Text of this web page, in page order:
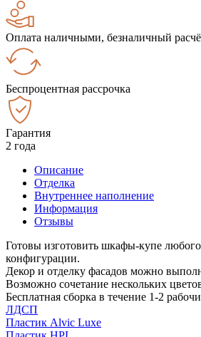
Оплата наличными, безналичный
Беспроцентная рассрочка
Гарантия
2 года
Описание
Отделка
Внутреннее наполнение
Информация
Отзывы
Готовы изготовить шкафы-купе любого
конфигурации.
Декор и отделку фасадов можно
Возможно сочетание нескольких
Бесплатная сборка в течение 1-2
ЛДСП
Пластик Alvic Luxe